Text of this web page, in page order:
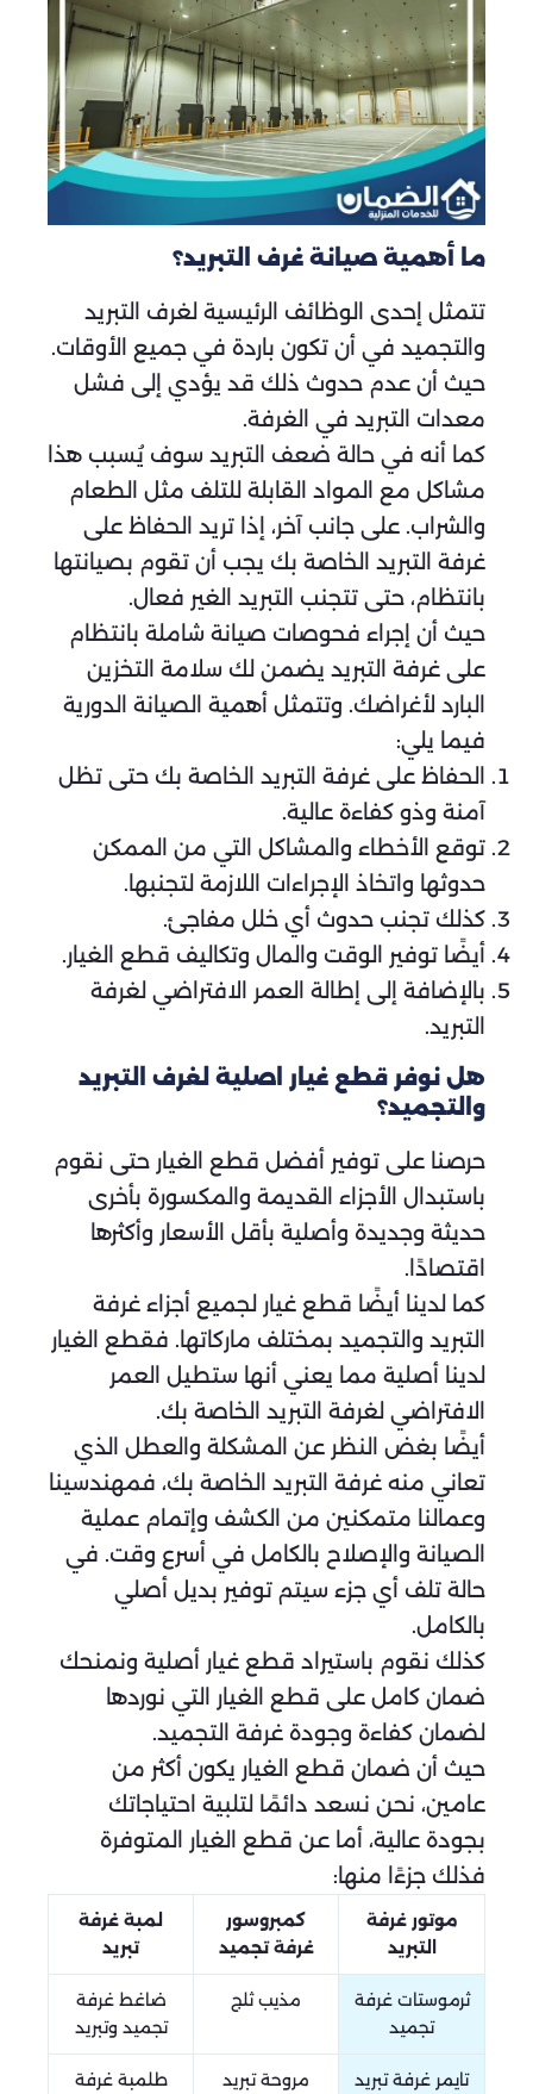
ما أهمية صيانة غرف التبريد؟
تتمثل إحدى الوظائف الرئيسية لغرف التبريد
والتجميد في أن تكون باردة في جميع الأوقات.
حيث أن عدم حدوث ذلك قد يؤدي إلى فشل
معدات التبريد في الغرفة.
كما أنه في حالة ضعف التبريد سوف يُسبب هذا
مشاكل مع المواد القابلة للتلف مثل الطعام
والشراب. على جانب آخر، إذا تريد الحفاظ على
غرفة التبريد الخاصة بك يجب أن تقوم بصيانتها
بانتظام، حتى تتجنب التبريد الغير فعال.
حيث أن إجراء فحوصات صيانة شاملة بانتظام
على غرفة التبريد يضمن لك سلامة التخزين
البارد لأغراضك. وتتمثل أهمية الصيانة الدورية
فيما يلي:
الحفاظ على غرفة التبريد الخاصة بك حتى تظل
آمنة وذو كفاءة عالية.
توقع الأخطاء والمشاكل التي من الممكن
حدوثها واتخاذ الإجراءات اللازمة لتجنبها.
كذلك تجنب حدوث أي خلل مفاجئ.
أيضًا توفير الوقت والمال وتكاليف قطع الغيار.
بالإضافة إلى إطالة العمر الافتراضي لغرفة
التبريد.
هل نوفر قطع غيار اصلية لغرف التبريد
والتجميد؟
حرصنا على توفير أفضل قطع الغيار حتى نقوم
باستبدال الأجزاء القديمة والمكسورة بأخرى
حديثة وجديدة وأصلية بأقل الأسعار وأكثرها
اقتصادًا.
كما لدينا أيضًا قطع غيار لجميع أجزاء غرفة
التبريد والتجميد بمختلف ماركاتها. فقطع الغيار
لدينا أصلية مما يعني أنها ستطيل العمر
الافتراضي لغرفة التبريد الخاصة بك.
أيضًا بغض النظر عن المشكلة والعطل الذي
تعاني منه غرفة التبريد الخاصة بك، فمهندسينا
وعمالنا متمكنين من الكشف وإتمام عملية
الصيانة والإصلاح بالكامل في أسرع وقت. في
حالة تلف أي جزء سيتم توفير بديل أصلي
بالكامل.
كذلك نقوم باستيراد قطع غيار أصلية ونمنحك
ضمان كامل على قطع الغيار التي نوردها
لضمان كفاءة وجودة غرفة التجميد.
حيث أن ضمان قطع الغيار يكون أكثر من
عامين، نحن نسعد دائمًا لتلبية احتياجاتك
بجودة عالية، أما عن قطع الغيار المتوفرة
فذلك جزءًا منها:
موتور غرفة
التبريد
كمبروسور
غرفة تجميد
لمبة غرفة
تبريد
ثرموستات غرفة
تجميد
مذيب ثلج
ضاغط غرفة
تجميد وتبريد
تايمر غرفة تبريد
مروحة تبريد
طلمبة غرفة